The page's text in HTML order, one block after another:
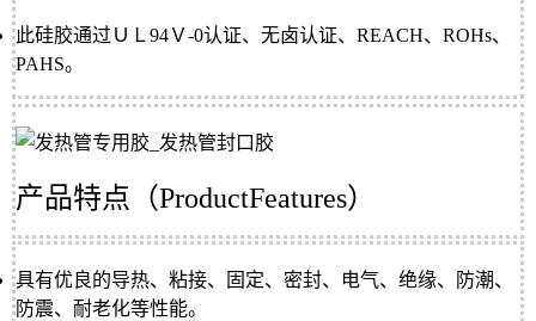
此硅胶通过ＵＬ94Ｖ-0认证、无卤认证、REACH、ROHs、
PAHS。
产品特点（ProductFeatures）
具有优良的导热、粘接、固定、密封、电气、绝缘、防潮、
防震、耐老化等性能。